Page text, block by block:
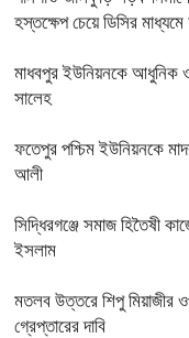
হস্তক্ষেপ চেয়ে ডিসির
মাধবপুর ইউনিয়নকে আধুনিক ও
সালেহ
ফতেপুর পশ্চিম ইউনিয়নকে
আলী
সিদ্ধিরগঞ্জে‌ সমাজ হিতৈষী
ইসলাম
মতলব উত্তরে শিপু মিয়াজীর
গ্রেপ্তারের দাবি